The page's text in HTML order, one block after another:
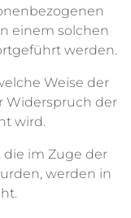
einem solchen
werden.
Weise der
Widerspruch der
wird.
die im Zuge der
werden in